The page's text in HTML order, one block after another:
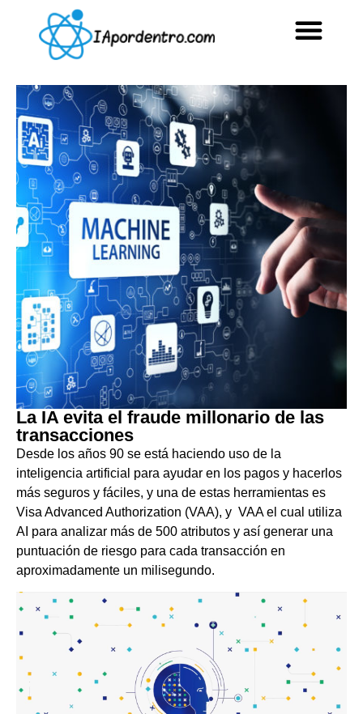
La IA evita el fraude millonario de las
transacciones
Desde los años 90 se está haciendo uso de la
inteligencia artificial para ayudar en los pagos y hacerlos
más seguros y fáciles, y una de estas herramientas es
Visa Advanced Authorization (VAA), y VAA el cual utiliza
AI para analizar más de 500 atributos y así generar una
puntuación de riesgo para cada transacción en
aproximadamente un milisegundo.